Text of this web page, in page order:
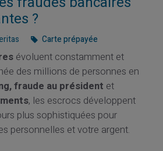
?
Carte prépayée
évoluent constamment et
des millions de personnes en
fraude au président et
, les escrocs développent
plus sophistiquées pour
personnelles et votre argent.